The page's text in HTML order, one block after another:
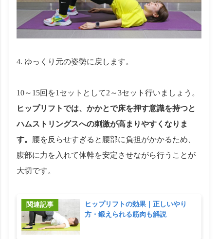
ゆっくり元の姿勢に戻します。
10～15回を1セットとして2～3セット行いましょう。
ヒップリフトでは、かかとで床を押す意識を持つと
ハムストリングスへの刺激が高まりやすくなりま
す。 腰を反らせすぎると腰部に負担がかかるため、
腹部に力を入れて体幹を安定させながら行うことが
大切です。
ヒップリフトの効果｜正しいやり
方・鍛えられる筋肉も解説